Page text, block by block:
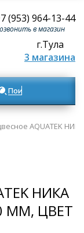
(953) 964-13-44
в магазин
г.Тула
3 магазина
Поиск товаров
AQUATEK
НИКА
ММ, ЦВЕТ